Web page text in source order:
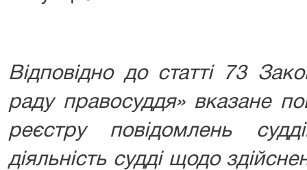
Відповідно до статті 73
раду правосуддя» вказане
реєстру повідомлень
діяльність судді щодо